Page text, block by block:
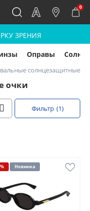
0
ЗРЕНИЯ
Оправы
солнцезащитные
очки
Фильтр (1)
Новинка